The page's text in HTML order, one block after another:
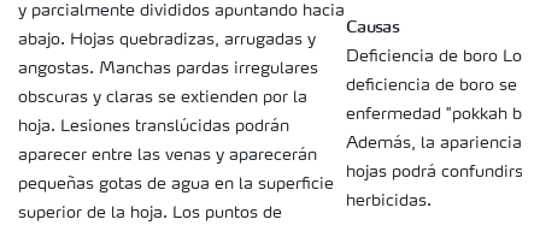
y parcialmente divididos apuntando hacia
abajo. Hojas quebradizas, arrugadas y
angostas. Manchas pardas irregulares
obscuras y claras se extienden por la
hoja. Lesiones translúcidas podrán
aparecer entre las venas y aparecerán
pequeñas gotas de agua en la superficie
superior de la hoja. Los puntos de
Causas
Deficiencia de boro Los
deficiencia de boro se
enfermedad "pokkah
Además, la apariencia
hojas podrá confundirse
herbicidas.